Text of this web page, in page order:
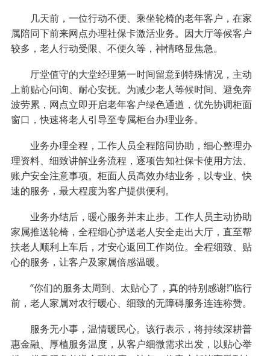
几天前，一位行动不便、乘坐轮椅的老年客户，在家
属陪同下前来网点办理社保卡激活业务。因大厅等候客户
较多，老人行动受限、不便久等，神情略显焦急。
厅堂值守的大堂经理第一时间留意到特殊情况，主动
上前贴心问询、耐心安抚。为减少老人等候时间、避免奔
波劳累，网点立即开启老年客户绿色通道，优先协调柜面
窗口，快速将老人引导至专属柜台办理业务。
业务办理全程，工作人员全程陪同协助，细心整理办
理资料、细致讲解业务流程，逐项告知社保卡使用方法、
账户安全注意事项。柜面人员高效办结业务，以专业、快
速的服务，最大程度为客户提供便利。
业务办结后，暖心服务并未止步。工作人员主动协助
家属推送轮椅，全程细心护送老人安全走出大厅，直至帮
扶老人顺利上车后，才安心返回工作岗位。全程细致、贴
心的服务，让客户及家属倍感温暖。
“你们的服务太周到、太贴心了，真的特别感谢!”临行
前，老人家属对农行暖心、细致的无障碍服务连连称赞。
服务无小事，温情暖民心。该行表示，将持续深耕普
惠金融、厚植服务温度，从客户细微需求出发，以贴心举